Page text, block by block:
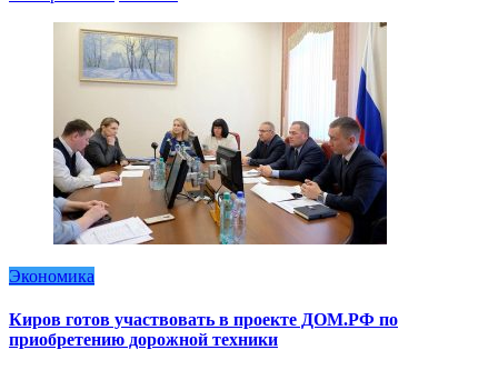
Экономика
Киров готов участвовать в проекте ДОМ.РФ по
приобретению дорожной техники